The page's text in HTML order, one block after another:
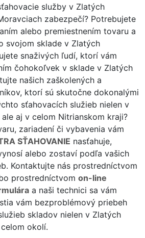
služby v Zlatých
zabezpečí? Potrebujete
alebo premiestnením tovaru a
svojom sklade v Zlatých
snaživých ľudí, ktorí vám
čohokoľvek v sklade v Zlatých
našich zaškolených a
ktorí sú skutočne dokonalými
sťahovacích služieb nielen v
aj v celom Nitrianskom kraji?
zariadení či vybavenia vám
SŤAHOVANIE nasťahuje,
alebo zostaví podľa vašich
Kontaktujte nás prostredníctvom
prostredníctvomon-line
a naši technici sa vám
vám bezproblémový priebeh
skladov nielen v Zlatých
okolí.